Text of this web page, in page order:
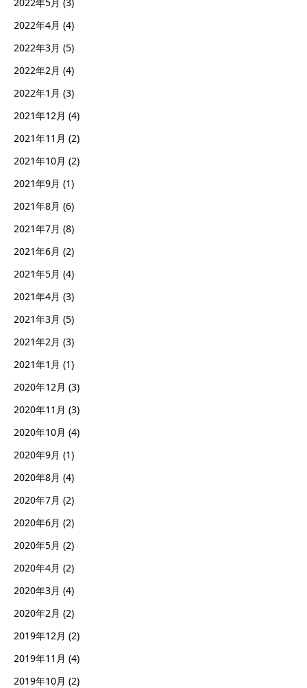
2022年4月 (4)
2022年3月 (5)
2022年2月 (4)
2022年1月 (3)
2021年12月 (4)
2021年11月 (2)
2021年10月 (2)
2021年9月 (1)
2021年8月 (6)
2021年7月 (8)
2021年6月 (2)
2021年5月 (4)
2021年4月 (3)
2021年3月 (5)
2021年2月 (3)
2021年1月 (1)
2020年12月 (3)
2020年11月 (3)
2020年10月 (4)
2020年9月 (1)
2020年8月 (4)
2020年7月 (2)
2020年6月 (2)
2020年5月 (2)
2020年4月 (2)
2020年3月 (4)
2020年2月 (2)
2019年12月 (2)
2019年11月 (4)
2019年10月 (2)